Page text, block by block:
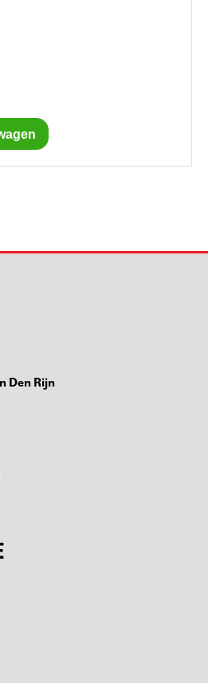
Den Rijn